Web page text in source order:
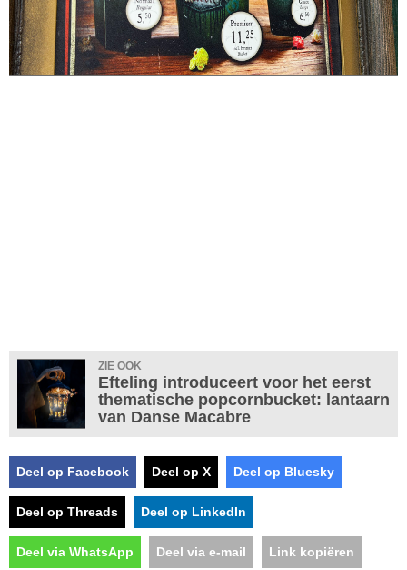
ZIE OOK
Efteling introduceert voor het eerst
thematische popcornbucket: lantaarn
van Danse Macabre
Deel op Facebook Deel op X Deel op Bluesky
Deel op Threads Deel op LinkedIn
Deel via WhatsApp Deel via e-mail Link kopiëren